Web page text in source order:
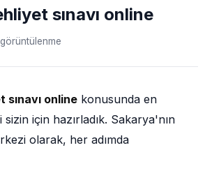
sınavı online
sınavı online konusunda en
sizin için hazırladık. Sakarya'nın
olarak, her adımda